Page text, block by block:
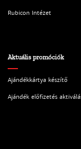
Rubicon Intézet
Aktuális promóciók
Ajándékkártya készítő
Ajándék előfizetés